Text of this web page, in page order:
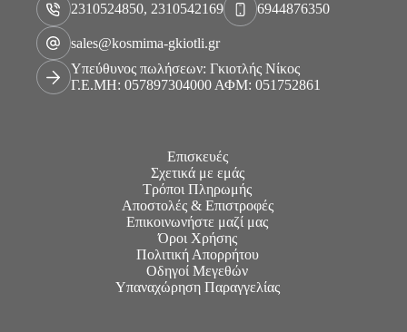
2310524850, 2310542169 6944876350
sales@kosmima-gkiotli.gr
Υπεύθυνος πωλήσεων: Γκιοτλής Νίκος
Γ.Ε.ΜΗ: 057897304000 ΑΦΜ: 051752861
Επισκευές
Σχετικά με εμάς
Τρόποι Πληρωμής
Αποστολές & Επιστροφές
Επικοινωνήστε μαζί μας
Όροι Χρήσης
Πολιτική Απορρήτου
Οδηγοί Μεγεθών
Υπαναχώρηση Παραγγελίας